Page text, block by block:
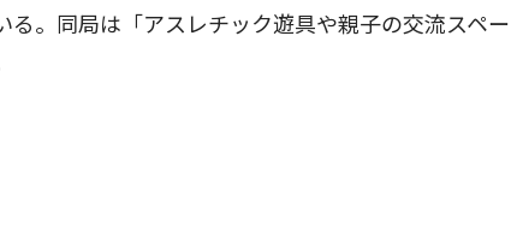
。同局は「アスレチック遊具や親子の交流スペー